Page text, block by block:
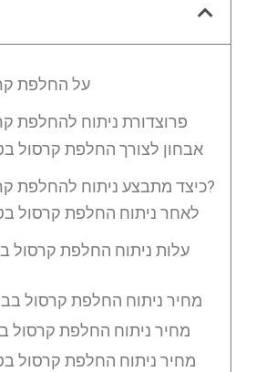
על החלפת
פרוצדורת ניתוח להחלפת
אבחון לצורך החלפת קרסול
כיצד מתבצע ניתוח להחלפת קרסול בטורקיה?
לאחר ניתוח החלפת קרסול
עלות ניתוח החלפת קרסול
מחיר ניתוח החלפת קרסול
מחיר ניתוח החלפת קרסול
מחיר ניתוח החלפת קרסול